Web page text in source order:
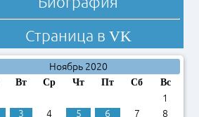
Страница в VK
Ноябрь 2020
Вт Ср Чт Пт Сб Вс
1
3 4 5 6 7 8